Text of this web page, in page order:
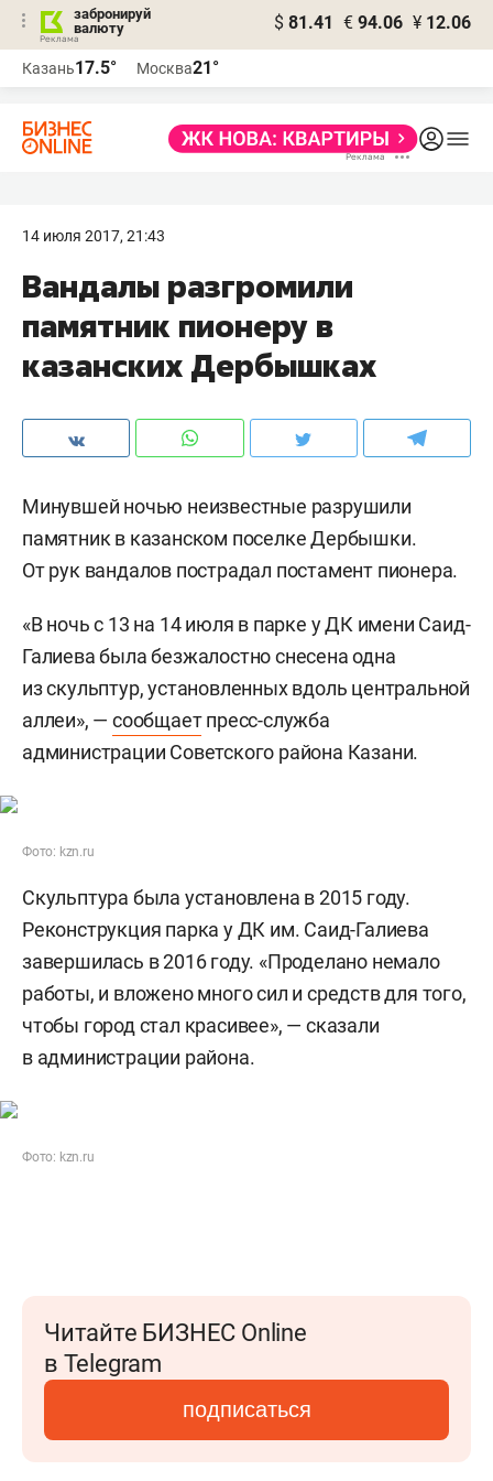
забронируй
валюту
$ 81.41 € 94.06 ¥ 12.06
Казань17.5° Москва21°
14 июля 2017, 21:43
Вандалы разгромили
памятник пионеру в
казанских Дербышках
Минувшей ночью неизвестные разрушили
памятник в казанском поселке Дербышки.
От рук вандалов пострадал постамент пионера.
«В ночь с 13 на 14 июля в парке у ДК имени Саид-
Галиева была безжалостно снесена одна
из скульптур, установленных вдоль центральной
аллеи», —сообщаетпресс-служба
администрации Советского района Казани.
Фото: kzn.ru
Скульптура была установлена в 2015 году.
Реконструкция парка у ДК им. Саид-Галиева
завершилась в 2016 году. «Проделано немало
работы, и вложено много сил и средств для того,
чтобы город стал красивее», — сказали
в администрации района.
Фото: kzn.ru
Читайте БИЗНЕС Online
в Telegram
подписаться